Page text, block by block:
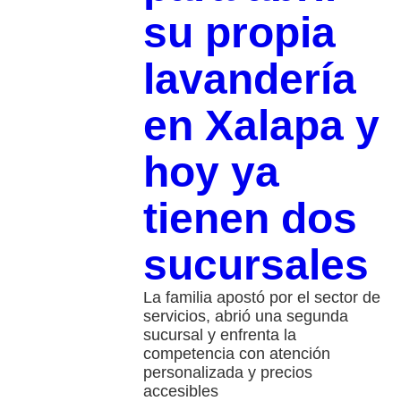
su propia
lavandería
en Xalapa y
hoy ya
tienen dos
sucursales
La familia apostó por el sector de
servicios, abrió una segunda
sucursal y enfrenta la
competencia con atención
personalizada y precios
accesibles